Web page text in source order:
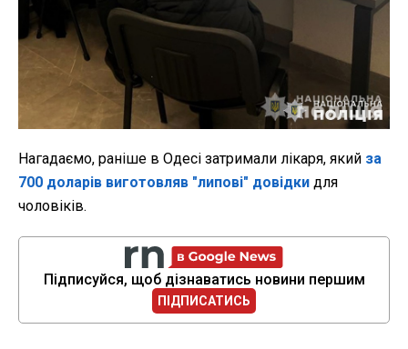
Нагадаємо, раніше в Одесі затримали лікаря, який за
700 доларів виготовляв "липові" довідки для
чоловіків.
Підписуйся, щоб дізнаватись новини першим
ПІДПИСАТИСЬ